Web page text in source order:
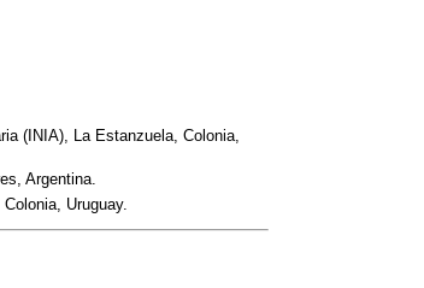
(INIA), La Estanzuela, Colonia,
Argentina.
Uruguay.